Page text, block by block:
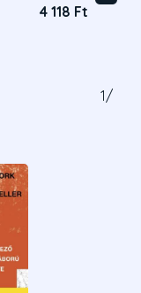
4 118 Ft
1/